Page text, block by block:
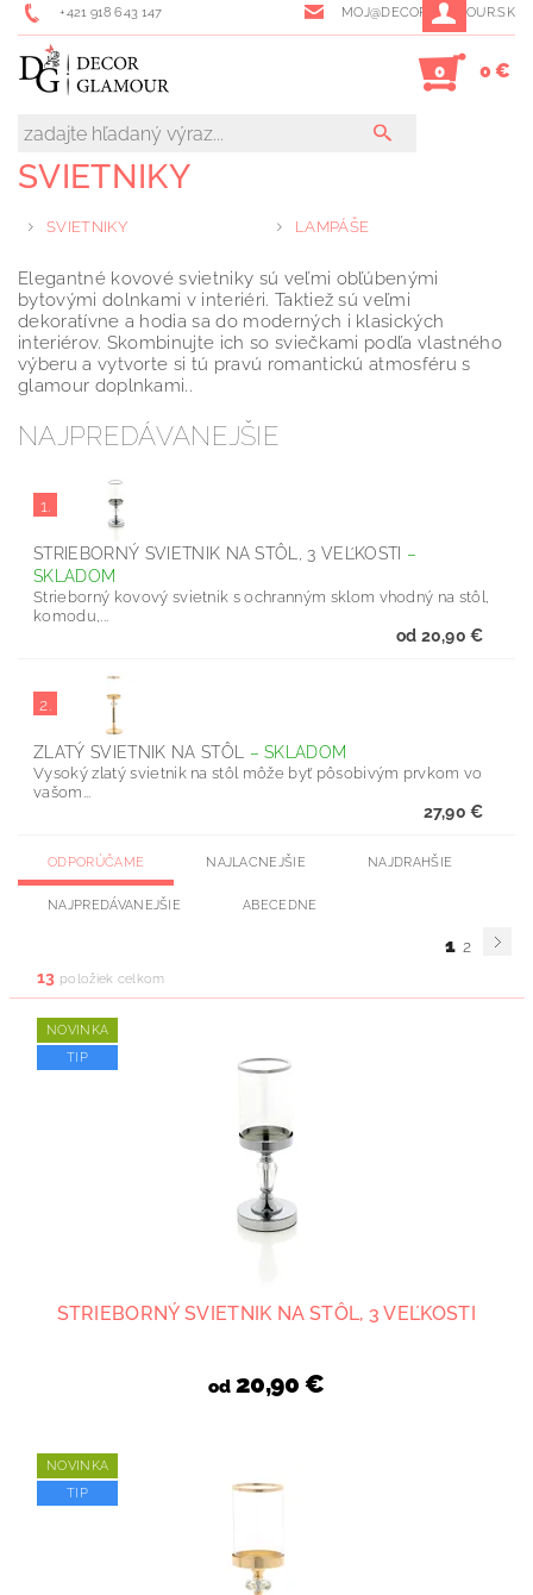
+421 918 643 147 MOJ@DECORGLAMOUR.SK
0 0 €
SVIETNIKY
SVIETNIKY LAMPÁŠE
Elegantné kovové svietniky sú veľmi obľúbenými
bytovými dolnkami v interiéri. Taktiež sú veľmi
dekoratívne a hodia sa do moderných i klasických
interiérov. Skombinujte ich so sviečkami podľa vlastného
výberu a vytvorte si tú pravú romantickú atmosféru s
glamour doplnkami..
NAJPREDÁVANEJŠIE
1.
STRIEBORNÝ SVIETNIK NA STÔL, 3 VEĽKOSTI –
SKLADOM
Strieborný kovový svietnik s ochranným sklom vhodný na stôl,
komodu,...
od 20,90 €
2.
ZLATÝ SVIETNIK NA STÔL –SKLADOM
Vysoký zlatý svietnik na stôl môže byť pôsobivým prvkom vo
vašom...
27,90 €
ODPORÚČAME NAJLACNEJŠIE NAJDRAHŠIE
NAJPREDÁVANEJŠIE ABECEDNE
1 2
13 položiek celkom
NOVINKA
TIP
STRIEBORNÝ SVIETNIK NA STÔL, 3 VEĽKOSTI
od20,90 €
NOVINKA
TIP